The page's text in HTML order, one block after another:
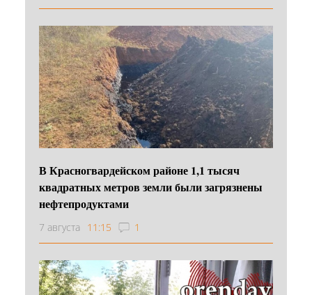
В Красногвардейском районе 1,1 тысяч
квадратных метров земли были загрязнены
нефтепродуктами
7 августа 11:15 1